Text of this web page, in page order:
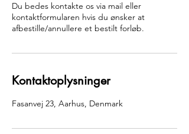
Du bedes kontakte os via mail eller
kontaktformularen hvis du ønsker at
afbestille/annullere et bestilt forløb.
Kontaktoplysninger
Fasanvej 23, Aarhus, Denmark